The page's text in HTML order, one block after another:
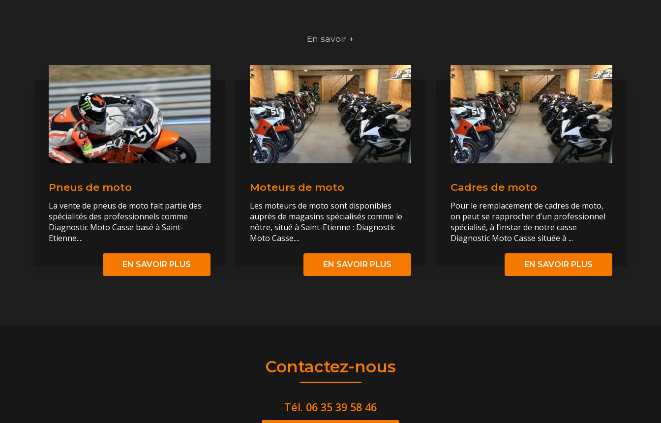
En savoir +
Pneus de moto
La vente de pneus de moto fait partie des
spécialités des professionnels comme
Diagnostic Moto Casse basé à Saint-
Etienne....
EN SAVOIR PLUS
Moteurs de moto
Les moteurs de moto sont disponibles
auprès de magasins spécialisés comme le
nôtre, situé à Saint-Etienne : Diagnostic
Moto Casse....
EN SAVOIR PLUS
Cadres de moto
Pour le remplacement de cadres de moto,
on peut se rapprocher d’un professionnel
spécialisé, à l’instar de notre casse
Diagnostic Moto Casse située à ...
EN SAVOIR PLUS
Contactez-nous
Tél. 06 35 39 58 46